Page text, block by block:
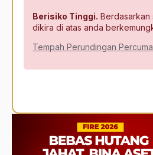
Berisiko Tinggi. Berdasarkan
dikira di atas anda
Tempah Perundingan Percuma